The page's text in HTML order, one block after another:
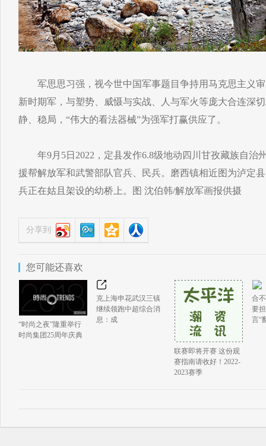
军思思习强，视今世中国军事题目争持用马克思主义审
新时期军，与塑势、威慑与实战、人与军火等庞大合连深
静、稳局，“伟大的看法器械”为强军打赢供应了。
年9月5日2022，定县发作6.8级地动四川甘孜藏族自治
援帮解放军和武警部队官兵、民兵。磨西镇相近图为泸定
兵正在姑且架设的幼桥上。图 沈伯韩/解放军画报供摄
分享到
您可能还喜欢
“时尚之夜”隆重举行
时尚集团25周年庆典
克上海申花武汉三镇
继续领跑中超综合消
息：成
联赛即将开赛 这份观
赛指南请收好！2022-
2023赛季
合
要
言“